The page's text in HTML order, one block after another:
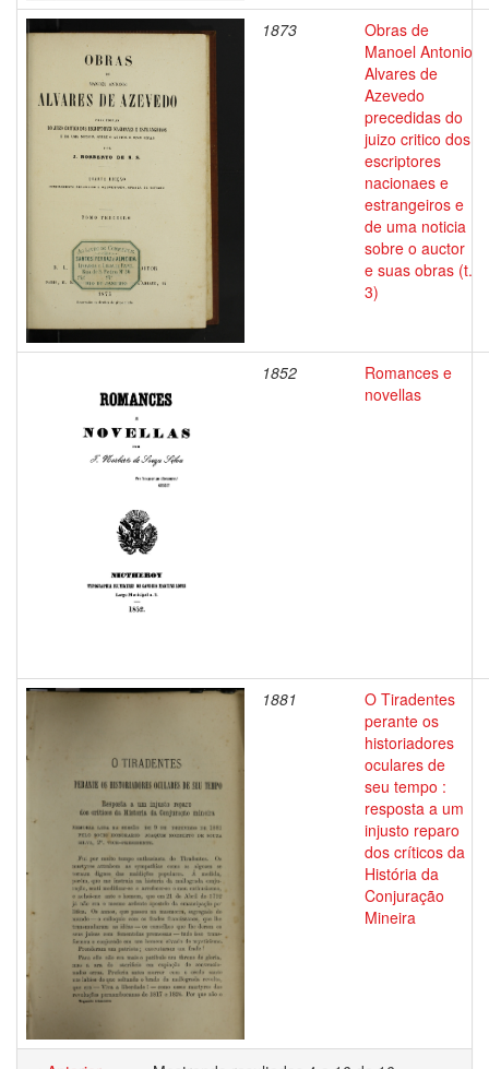
1873
Obras de
Manoel Antonio
Alvares de
Azevedo
precedidas do
juizo critico dos
escriptores
nacionaes e
estrangeiros e
de uma noticia
sobre o auctor
e suas obras (t.
3)
1852
Romances e
novellas
1881
O Tiradentes
perante os
historiadores
oculares de
seu tempo :
resposta a um
injusto reparo
dos críticos da
História da
Conjuração
Mineira